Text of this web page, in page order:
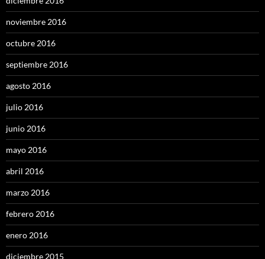
noviembre 2016
octubre 2016
septiembre 2016
agosto 2016
julio 2016
junio 2016
mayo 2016
abril 2016
marzo 2016
febrero 2016
enero 2016
diciembre 2015